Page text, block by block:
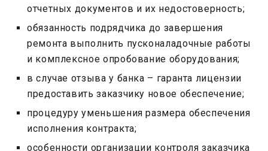
отчетных документов и их недостоверность;
обязанность подрядчика до завершения
ремонта выполнить пусконаладочные работы
и комплексное опробование оборудования;
в случае отзыва у банка – гаранта лицензии
предоставить заказчику новое обеспечение;
процедуру уменьшения размера обеспечения
исполнения контракта;
особенности организации контроля заказчика